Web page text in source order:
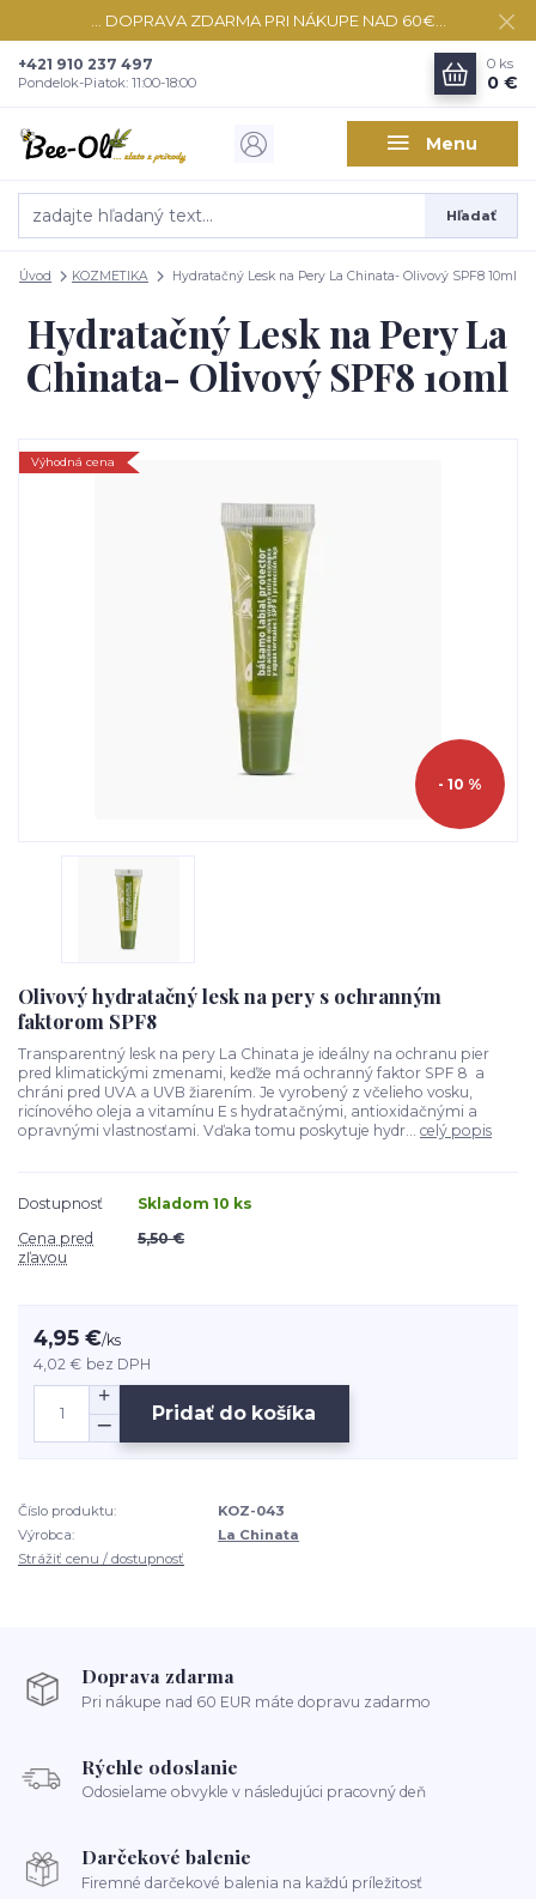
... DOPRAVA ZDARMA PRI NÁKUPE NAD 60€...
Menu
Hľadať
+421 910 237 497
Pondelok-Piatok: 11:00-18:00
0 ks
0 €
Úvod KOZMETIKA Hydratačný Lesk na Pery La Chinata- Olivový SPF8 10ml
Hydratačný Lesk na Pery La
Chinata- Olivový SPF8 10ml
Výhodná cena
- 10 %
Olivový hydratačný lesk na pery s ochranným
faktorom SPF8
Transparentný lesk na pery La Chinata je ideálny na ochranu pier
pred klimatickými zmenami, keďže má ochranný faktor SPF 8 a
chráni pred UVA a UVB žiarením. Je vyrobený z včelieho vosku,
ricínového oleja a vitamínu E s hydratačnými, antioxidačnými a
opravnými vlastnosťami. Vďaka tomu poskytuje hydr... celý popis
Dostupnosť
Skladom 10 ks
Cena pred
zľavou
5,50 €
4,95 €/ks
4,02 € bez DPH
Pridať do košíka
Číslo produktu:
KOZ-043
Výrobca:
La Chinata
Strážiť cenu / dostupnosť
Doprava zdarma
Pri nákupe nad 60 EUR máte dopravu zadarmo
Rýchle odoslanie
Odosielame obvykle v následujúci pracovný deň
Darčekové balenie
Firemné darčekové balenia na každú príležitosť